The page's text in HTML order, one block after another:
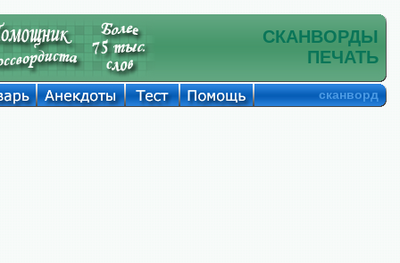
СКАНВОРДЫ
ПЕЧАТЬ
сканворд